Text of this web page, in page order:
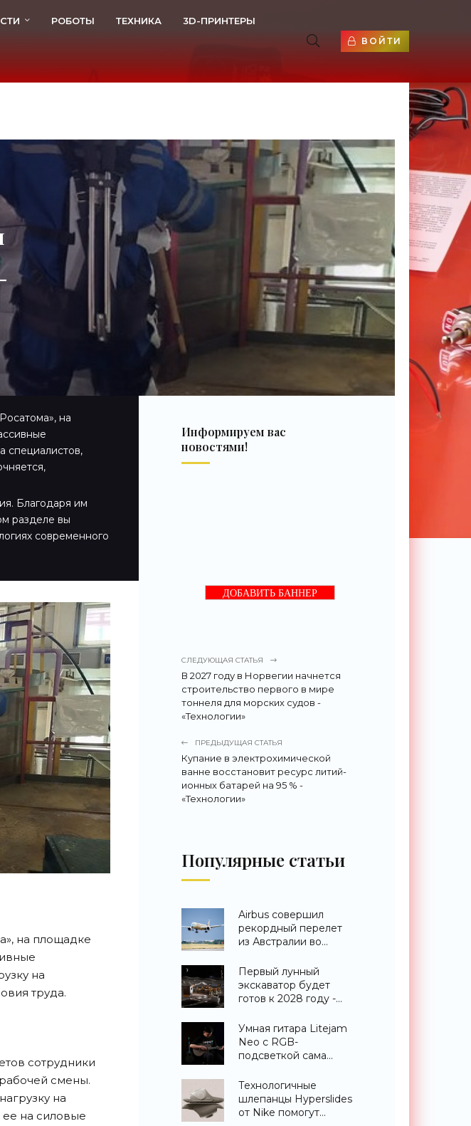
РОБОТЫ ТЕХНИКА 3D-ПРИНТЕРЫ
ВОЙТИ
на
специалистов,
Благодаря им
разделе вы
современного
на площадке
на
труда.
сотрудники
смены.
на
на силовые
Информируем вас
новостями!
ДОБАВИТЬ БАННЕР
СЛЕДУЮЩАЯ СТАТЬЯ
В 2027 году в Норвегии начнется
строительство первого в мире
тоннеля для морских судов -
«Технологии»
ПРЕДЫДУЩАЯ СТАТЬЯ
Купание в электрохимической
ванне восстановит ресурс литий-
ионных батарей на 95 % -
«Технологии»
Популярные статьи
Airbus совершил
рекордный перелет
из Австралии во
«Техника»
Первый лунный
экскаватор будет
готов к 2028 году -
Умная гитара Litejam
Neo с RGB-
подсветкой сама
«Гаджеты»
Технологичные
шлепанцы Hyperslides
от Nike помогут